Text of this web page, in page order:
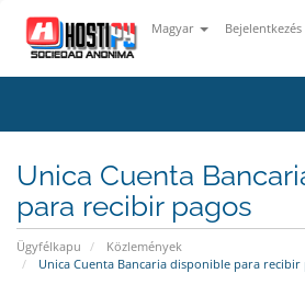
Magyar Bejelentkezés
Unica Cuenta
para recibir pagos
Ügyfélkapu
Közlemények
Unica Cuenta Bancaria disponible para recibir